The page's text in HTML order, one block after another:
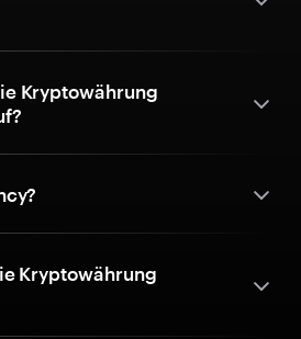
Kryptowährung
Kryptowährung